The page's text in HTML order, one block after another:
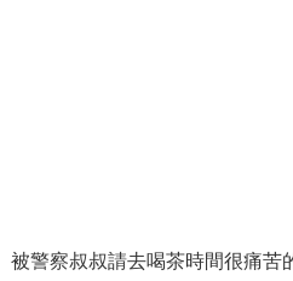
被警察叔叔請去喝茶時間很痛苦